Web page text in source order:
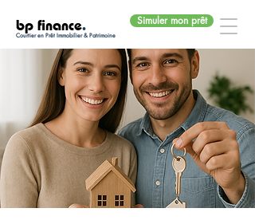
bp finance.
Courtier en Prêt Immobilier & Patrimoine
Simuler mon prêt